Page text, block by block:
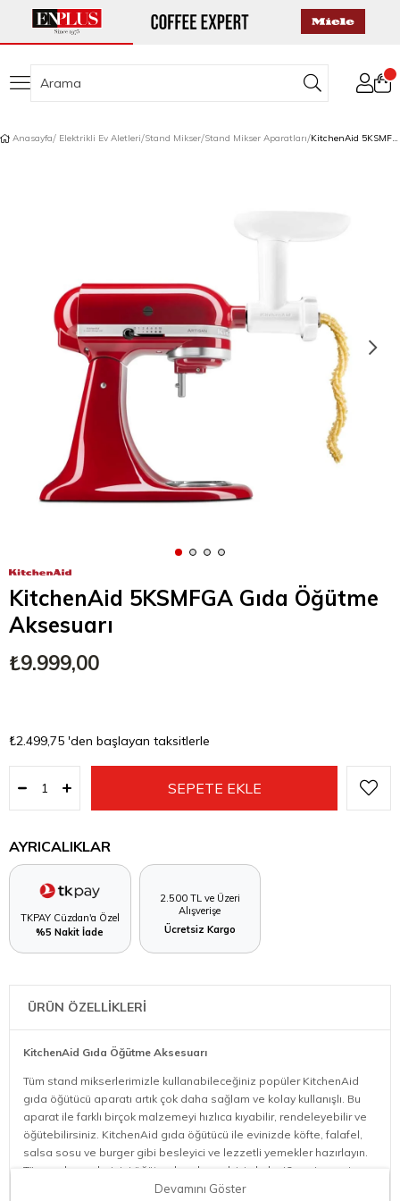
Anasayfa Elektrikli Ev Aletleri Stand Mikser Stand Mikser Aparatları KitchenAid 5KSMFGA Gıda Öğütme Aksesuarı
KitchenAid 5KSMFGA Gıda Öğütme
Aksesuarı
₺9.999,00
₺2.499,75 'den başlayan taksitlerle
AYRICALIKLAR
TKPAY Cüzdan'a Özel
%5 Nakit İade
2.500 TL ve Üzeri
Alışverişe
Ücretsiz Kargo
ÜRÜN ÖZELLİKLERİ
KitchenAid Gıda Öğütme Aksesuarı
Tüm stand mikserlerimizle kullanabileceğiniz popüler KitchenAid
gıda öğütücü aparatı artık çok daha sağlam ve kolay kullanışlı. Bu
aparat ile farklı birçok malzemeyi hızlıca kıyabilir, rendeleyebilir ve
öğütebilirsiniz. KitchenAid gıda öğütücü ile evinizde köfte, falafel,
salsa sosu ve burger gibi besleyici ve lezzetli yemekler hazırlayın.
Tüm malzemelerinizi öğütmek ve kıymak için kalın (6 mm) veya ince
(4,5 mm) paslanmaz çelik öğütme plakalarını kullanabilirsiniz. Et
Devamını Göster